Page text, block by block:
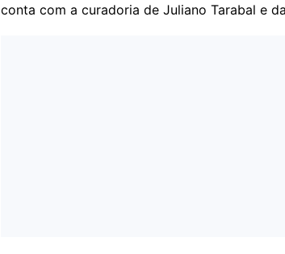
conta com a curadoria de Juliano Tarabal e